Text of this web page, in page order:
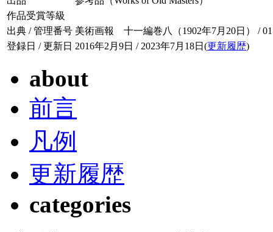
作品受賞等級
出典 / 管理番号 美術画報 十一編巻八（1902年7月20日） /
登録日 / 更新日 2016年2月9日 / 2023年7月18日(更新履歴)
about
前言
凡例
更新履歴
categories